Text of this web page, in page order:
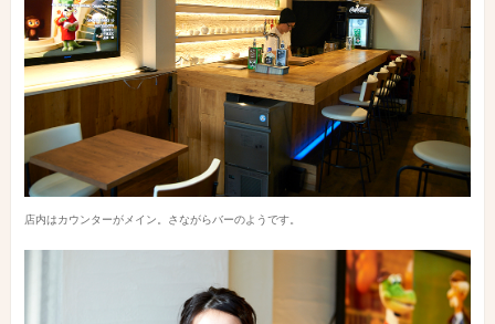
店内はカウンターがメイン。さながらバーのようです。